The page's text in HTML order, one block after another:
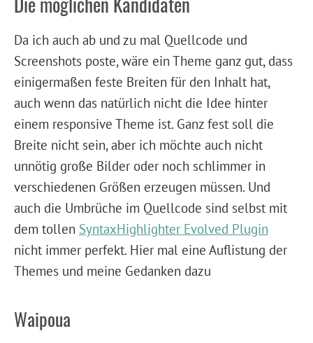
Da ich auch ab und zu mal Quellcode und
Screenshots poste, wäre ein Theme ganz gut, dass
einigermaßen feste Breiten für den Inhalt hat,
auch wenn das natürlich nicht die Idee hinter
einem responsive Theme ist. Ganz fest soll die
Breite nicht sein, aber ich möchte auch nicht
unnötig große Bilder oder noch schlimmer in
verschiedenen Größen erzeugen müssen. Und
auch die Umbrüche im Quellcode sind selbst mit
dem tollen SyntaxHighlighter Evolved Plugin
nicht immer perfekt. Hier mal eine Auflistung der
Themes und meine Gedanken dazu
Waipoua